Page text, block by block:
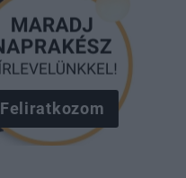
Feliratkozom